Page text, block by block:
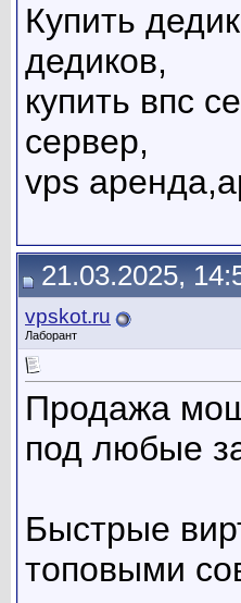
Купить
дедиков,
купить впс
сервер,
vps
21.03.2025,
vpskot.ru
Лаборант
Продажа
под любые
Быстрые
топовыми